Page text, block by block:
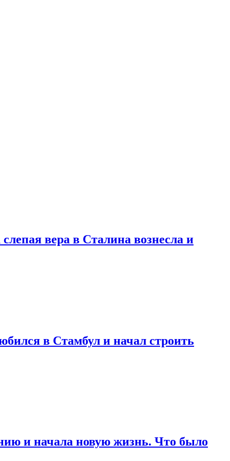
вера в Сталина вознесла и
в Стамбул и начал строить
и начала новую жизнь. Что было